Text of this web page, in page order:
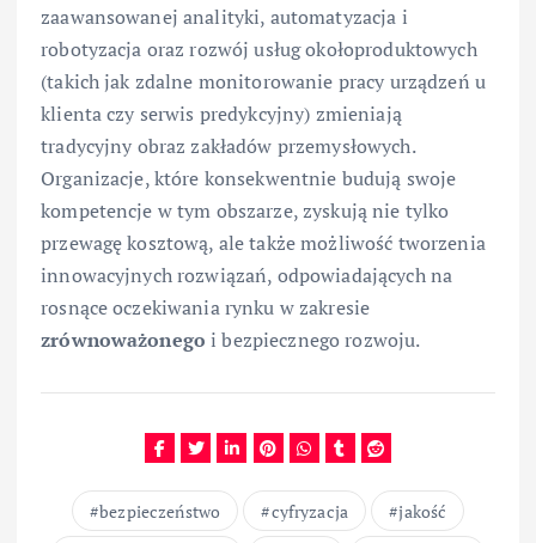
zaawansowanej analityki, automatyzacja i
robotyzacja oraz rozwój usług okołoproduktowych
(takich jak zdalne monitorowanie pracy urządzeń u
klienta czy serwis predykcyjny) zmieniają
tradycyjny obraz zakładów przemysłowych.
Organizacje, które konsekwentnie budują swoje
kompetencje w tym obszarze, zyskują nie tylko
przewagę kosztową, ale także możliwość tworzenia
innowacyjnych rozwiązań, odpowiadających na
rosnące oczekiwania rynku w zakresie
zrównoważonego i bezpiecznego rozwoju.
bezpieczeństwo cyfryzacja
jakość